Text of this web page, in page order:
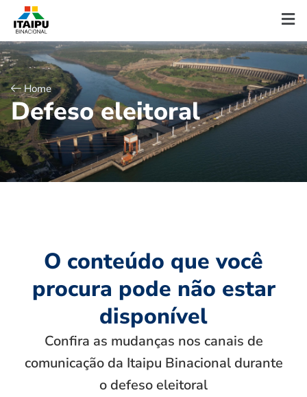
Home
Defeso eleitoral
O conteúdo que você
procura pode não estar
disponível
Confira as mudanças nos canais de
comunicação da Itaipu Binacional durante
o defeso eleitoral